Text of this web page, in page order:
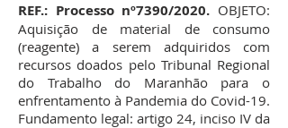
REF.: Processo nº7390/2020. OBJETO:
Aquisição de material de consumo
(reagente) a serem adquiridos com
recursos doados pelo Tribunal Regional
do Trabalho do Maranhão para o
enfrentamento à Pandemia do Covid-19.
Fundamento legal: artigo 24, inciso IV da